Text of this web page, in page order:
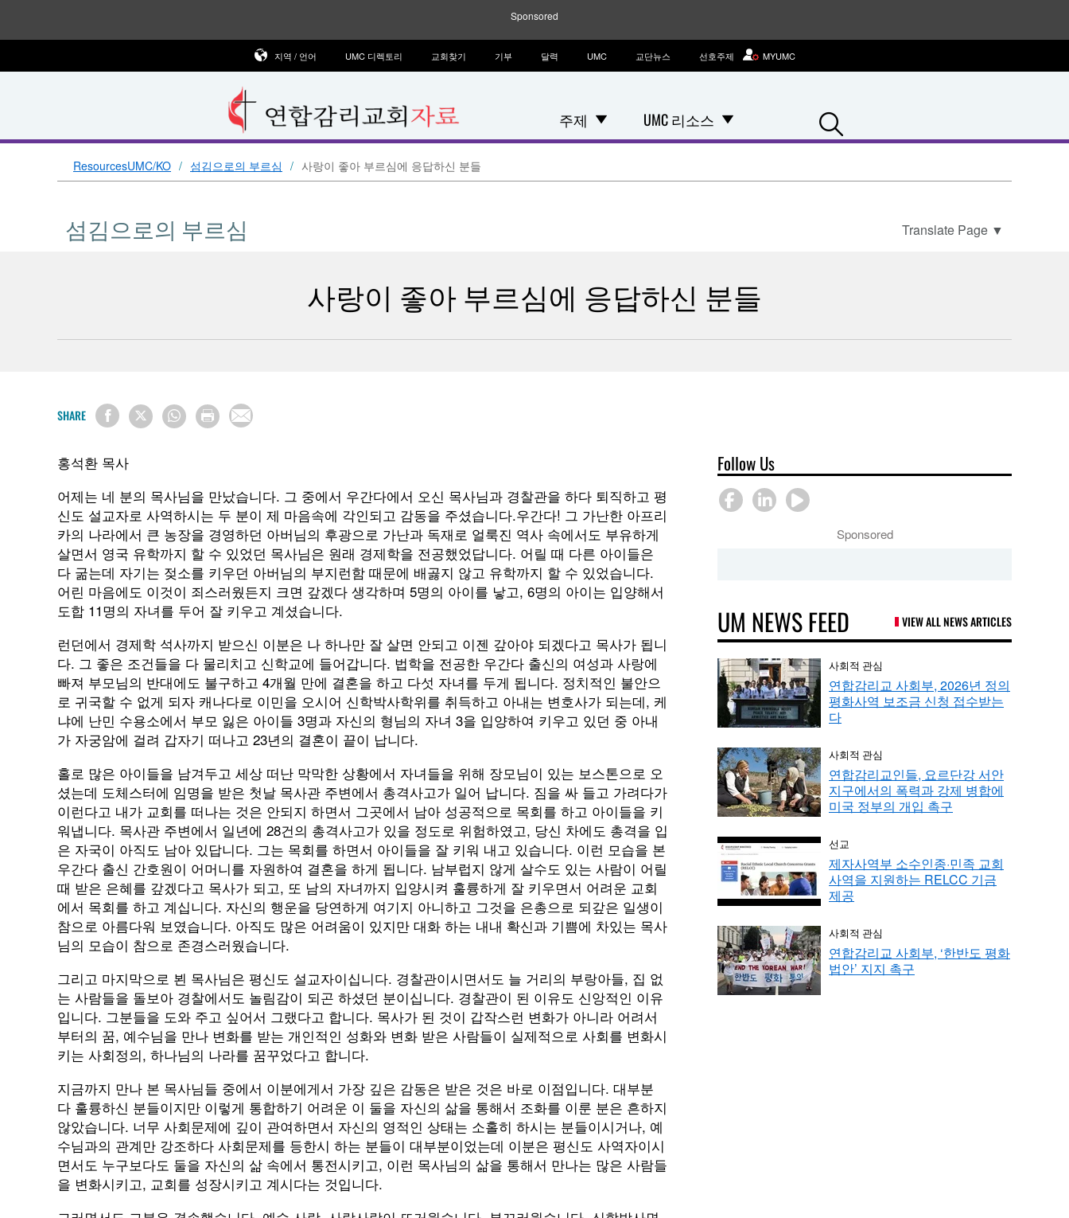
Sponsored
주제 UMC 리소스
지역 / 언어 UMC 디렉토리 교회찾기 기부 달력 UMC 교단뉴스 선호주제 MYUMC
Search
ResourcesUMC/KO 섬김으로의 부르심 사랑이 좋아 부르심에 응답하신 분들
섬김으로의 부르심 Translate Page ▼
사랑이 좋아 부르심에 응답하신 분들
SHARE
홍석환 목사
어제는 네 분의 목사님을 만났습니다. 그 중에서 우간다에서 오신 목사님과 경찰관을 하다 퇴직하고 평
신도 설교자로 사역하시는 두 분이 제 마음속에 각인되고 감동을 주셨습니다.우간다! 그 가난한 아프리
카의 나라에서 큰 농장을 경영하던 아버님의 후광으로 가난과 독재로 얼룩진 역사 속에서도 부유하게
살면서 영국 유학까지 할 수 있었던 목사님은 원래 경제학을 전공했었답니다. 어릴 때 다른 아이들은
다 굶는데 자기는 젖소를 키우던 아버님의 부지런함 때문에 배곯지 않고 유학까지 할 수 있었습니다.
어린 마음에도 이것이 죄스러웠든지 크면 갚겠다 생각하며 5명의 아이를 낳고, 6명의 아이는 입양해서
도합 11명의 자녀를 두어 잘 키우고 계셨습니다.
런던에서 경제학 석사까지 받으신 이분은 나 하나만 잘 살면 안되고 이젠 갚아야 되겠다고 목사가 됩니
다. 그 좋은 조건들을 다 물리치고 신학교에 들어갑니다. 법학을 전공한 우간다 출신의 여성과 사랑에
빠져 부모님의 반대에도 불구하고 4개월 만에 결혼을 하고 다섯 자녀를 두게 됩니다. 정치적인 불안으
로 귀국할 수 없게 되자 캐나다로 이민을 오시어 신학박사학위를 취득하고 아내는 변호사가 되는데, 케
냐에 난민 수용소에서 부모 잃은 아이들 3명과 자신의 형님의 자녀 3을 입양하여 키우고 있던 중 아내
가 자궁암에 걸려 갑자기 떠나고 23년의 결혼이 끝이 납니다.
홀로 많은 아이들을 남겨두고 세상 떠난 막막한 상황에서 자녀들을 위해 장모님이 있는 보스톤으로 오
셨는데 도체스터에 임명을 받은 첫날 목사관 주변에서 총격사고가 일어 납니다. 짐을 싸 들고 가려다가
이런다고 내가 교회를 떠나는 것은 안되지 하면서 그곳에서 남아 성공적으로 목회를 하고 아이들을 키
워냅니다. 목사관 주변에서 일년에 28건의 총격사고가 있을 정도로 위험하였고, 당신 차에도 총격을 입
은 자국이 아직도 남아 있답니다. 그는 목회를 하면서 아이들을 잘 키워 내고 있습니다. 이런 모습을 본
우간다 출신 간호원이 어머니를 자원하여 결혼을 하게 됩니다. 남부럽지 않게 살수도 있는 사람이 어릴
때 받은 은혜를 갚겠다고 목사가 되고, 또 남의 자녀까지 입양시켜 훌륭하게 잘 키우면서 어려운 교회
에서 목회를 하고 계십니다. 자신의 행운을 당연하게 여기지 아니하고 그것을 은총으로 되갚은 일생이
참으로 아름다워 보였습니다. 아직도 많은 어려움이 있지만 대화 하는 내내 확신과 기쁨에 차있는 목사
님의 모습이 참으로 존경스러웠습니다.
그리고 마지막으로 뵌 목사님은 평신도 설교자이십니다. 경찰관이시면서도 늘 거리의 부랑아들, 집 없
는 사람들을 돌보아 경찰에서도 놀림감이 되곤 하셨던 분이십니다. 경찰관이 된 이유도 신앙적인 이유
입니다. 그분들을 도와 주고 싶어서 그랬다고 합니다. 목사가 된 것이 갑작스런 변화가 아니라 어려서
부터의 꿈, 예수님을 만나 변화를 받는 개인적인 성화와 변화 받은 사람들이 실제적으로 사회를 변화시
키는 사회정의, 하나님의 나라를 꿈꾸었다고 합니다.
지금까지 만나 본 목사님들 중에서 이분에게서 가장 깊은 감동은 받은 것은 바로 이점입니다. 대부분
다 훌륭하신 분들이지만 이렇게 통합하기 어려운 이 둘을 자신의 삶을 통해서 조화를 이룬 분은 흔하지
않았습니다. 너무 사회문제에 깊이 관여하면서 자신의 영적인 상태는 소홀히 하시는 분들이시거나, 예
수님과의 관계만 강조하다 사회문제를 등한시 하는 분들이 대부분이었는데 이분은 평신도 사역자이시
면서도 누구보다도 둘을 자신의 삶 속에서 통전시키고, 이런 목사님의 삶을 통해서 만나는 많은 사람들
을 변화시키고, 교회를 성장시키고 계시다는 것입니다.
Follow Us
Sponsored
UM NEWS FEED VIEW ALL NEWS ARTICLES
사회적 관심
연합감리교 사회부, 2026년 정의
평화사역 보조금 신청 접수받는
다
사회적 관심
연합감리교인들, 요르단강 서안
지구에서의 폭력과 강제 병합에
미국 정부의 개입 촉구
선교
제자사역부 소수인종·민족 교회
사역을 지원하는 RELCC 기금
제공
사회적 관심
연합감리교 사회부, ‘한반도 평화
법안’ 지지 촉구